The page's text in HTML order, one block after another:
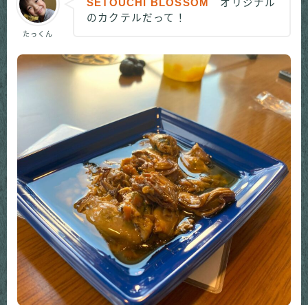
たっくん
SETOUCHI BLOSSOM
オリジナル
のカクテルだって！